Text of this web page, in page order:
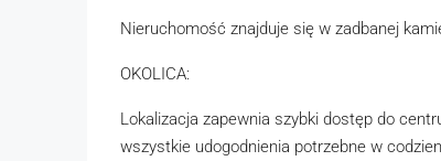
Nieruchomość znajduje się w zadbanej
OKOLICA:
Lokalizacja zapewnia szybki dostęp do
wszystkie udogodnienia potrzebne w